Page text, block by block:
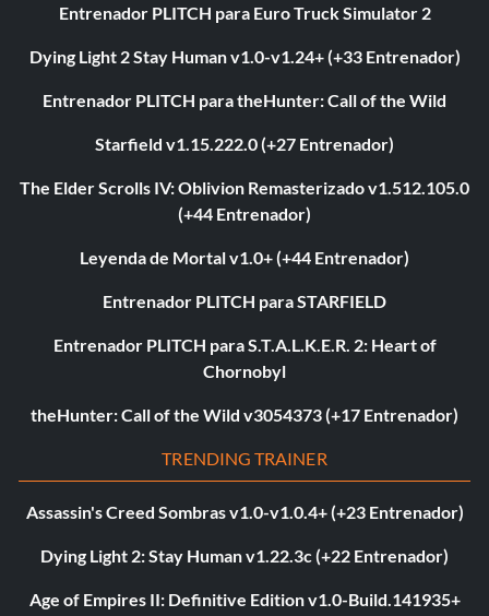
Entrenador PLITCH para Euro Truck Simulator 2
Dying Light 2 Stay Human v1.0-v1.24+ (+33 Entrenador)
Entrenador PLITCH para theHunter: Call of the Wild
Starfield v1.15.222.0 (+27 Entrenador)
The Elder Scrolls IV: Oblivion Remasterizado v1.512.105.0
(+44 Entrenador)
Leyenda de Mortal v1.0+ (+44 Entrenador)
Entrenador PLITCH para STARFIELD
Entrenador PLITCH para S.T.A.L.K.E.R. 2: Heart of
Chornobyl
theHunter: Call of the Wild v3054373 (+17 Entrenador)
TRENDING TRAINER
Assassin's Creed Sombras v1.0-v1.0.4+ (+23 Entrenador)
Dying Light 2: Stay Human v1.22.3c (+22 Entrenador)
Age of Empires II: Definitive Edition v1.0-Build.141935+